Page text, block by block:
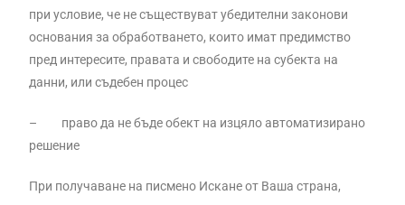
при условие, че не съществуват убедителни законови
основания за обработването, които имат предимство
пред интересите, правата и свободите на субекта на
данни, или съдебен процес
– право да не бъде обект на изцяло автоматизирано
решение
При получаване на писмено Искане от Ваша страна,